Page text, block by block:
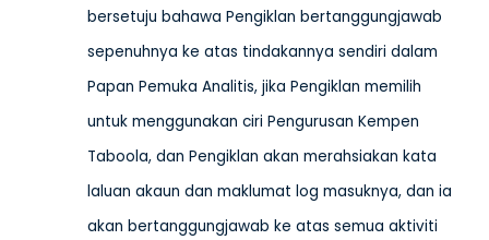
bersetuju bahawa Pengiklan bertanggungjawab
sepenuhnya ke atas tindakannya sendiri dalam
Papan Pemuka Analitis, jika Pengiklan memilih
untuk menggunakan ciri Pengurusan Kempen
Taboola, dan Pengiklan akan merahsiakan kata
laluan akaun dan maklumat log masuknya, dan ia
akan bertanggungjawab ke atas semua aktiviti